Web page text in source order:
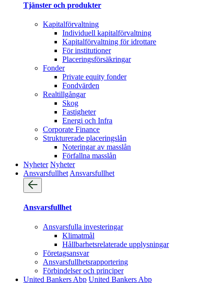
Tjänster och produkter
Kapitalförvaltning
Individuell kapitalförvaltning
Kapitalförvaltning för idrottare
För institutioner
Placeringsförsäkringar
Fonder
Private equity fonder
Fondvärden
Realtillgångar
Skog
Fastigheter
Energi och Infra
Corporate Finance
Strukturerade placeringslån
Noteringar av masslån
Förfallna masslån
Nyheter Nyheter
Ansvarsfullhet Ansvarsfullhet
Ansvarsfullhet
Ansvarsfulla investeringar
Klimatmål
Hållbarhetsrelaterade upplysningar
Företagsansvar
Ansvarsfullhets­rapportering
Förbindelser och principer
United Bankers Abp United Bankers Abp